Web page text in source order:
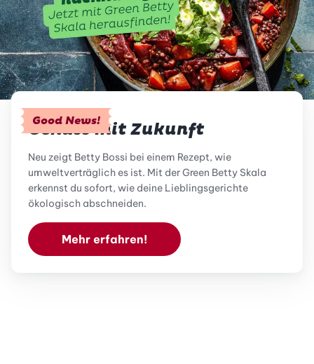
Good News!
Genuss mit Zukunft
Neu zeigt Betty Bossi bei einem Rezept, wie
umweltverträglich es ist. Mit der Green Betty Skala
erkennst du sofort, wie deine Lieblingsgerichte
ökologisch abschneiden.
Mehr erfahren!